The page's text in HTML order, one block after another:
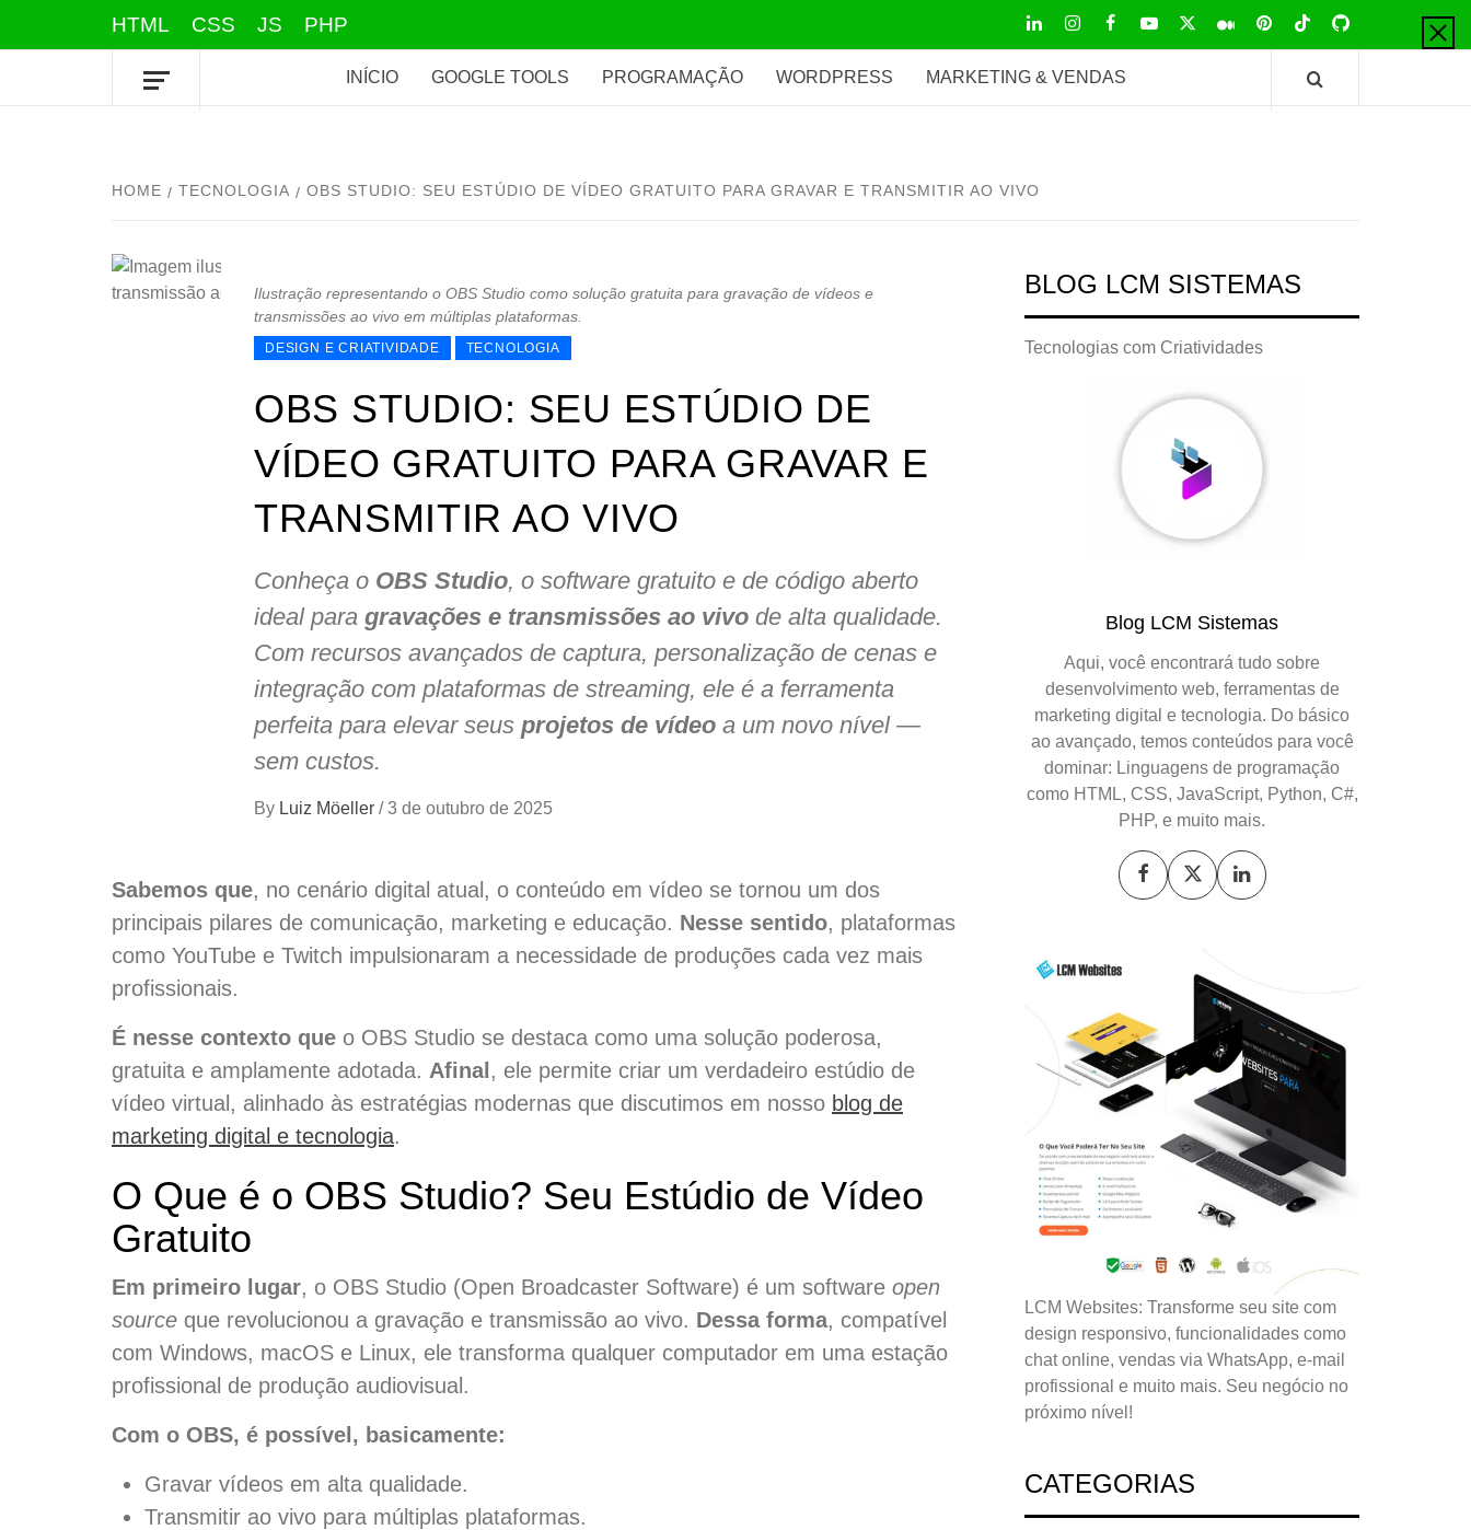
HTML CSS JS PHP LinkedInInstagramFacebook
Youtube
X PinterestTiktokGithub
INÍCIO GOOGLE TOOLS PROGRAMAÇÃO WORDPRESS MARKETING & VENDAS
HOME TECNOLOGIA OBS STUDIO: SEU ESTÚDIO DE VÍDEO GRATUITO PARA GRAVAR E TRANSMITIR AO VIVO
Ilustração representando o OBS Studio como solução gratuita para gravação de vídeos e
transmissões ao vivo em múltiplas plataformas.
DESIGN E CRIATIVIDADE TECNOLOGIA
OBS STUDIO: SEU ESTÚDIO DE
VÍDEO GRATUITO PARA GRAVAR E
TRANSMITIR AO VIVO
Conheça o OBS Studio, o software gratuito e de código aberto
ideal para gravações e transmissões ao vivo de alta qualidade.
Com recursos avançados de captura, personalização de cenas e
integração com plataformas de streaming, ele é a ferramenta
perfeita para elevar seus projetos de vídeo a um novo nível —
sem custos.
By Luiz Möeller / 3 de outubro de 2025
Sabemos que, no cenário digital atual, o conteúdo em vídeo se tornou um dos
principais pilares de comunicação, marketing e educação. Nesse sentido, plataformas
como YouTube e Twitch impulsionaram a necessidade de produções cada vez mais
profissionais.
É nesse contexto que o OBS Studio se destaca como uma solução poderosa,
gratuita e amplamente adotada. Afinal , ele permite criar um verdadeiro estúdio de
vídeo virtual, alinhado às estratégias modernas que discutimos em nosso blog de
marketing digital e tecnologia.
O Que é o OBS Studio? Seu Estúdio de Vídeo
Gratuito
Em primeiro lugar, o OBS Studio (Open Broadcaster Software) é um software open
source que revolucionou a gravação e transmissão ao vivo. Dessa forma, compatível
com Windows, macOS e Linux, ele transforma qualquer computador em uma estação
profissional de produção audiovisual.
Com o OBS, é possível, basicamente:
Gravar vídeos em alta qualidade.
Transmitir ao vivo para múltiplas plataformas.
BLOG LCM SISTEMAS
Tecnologias com Criatividades
Blog LCM Sistemas
Aqui, você encontrará tudo sobre
desenvolvimento web, ferramentas de
marketing digital e tecnologia. Do básico
ao avançado, temos conteúdos para você
dominar: Linguagens de programação
como HTML, CSS, JavaScript, Python, C#,
PHP, e muito mais.
LCM Websites: Transforme seu site com
design responsivo, funcionalidades como
chat online, vendas via WhatsApp, e-mail
profissional e muito mais. Seu negócio no
próximo nível!
CATEGORIAS